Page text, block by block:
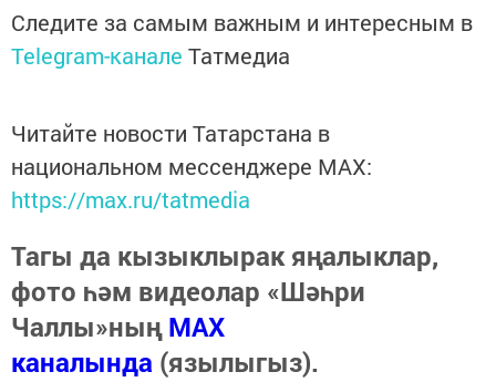
Следите за самым важным и интересным в
Telegram-канале Татмедиа
Читайте новости Татарстана в
национальном мессенджере MАХ:
https://max.ru/tatmedia
Тагы да кызыклырак яңалыклар,
фото һәм видеолар «Шәһри
Чаллы»ныңMAX
каналында (язылыгыз).